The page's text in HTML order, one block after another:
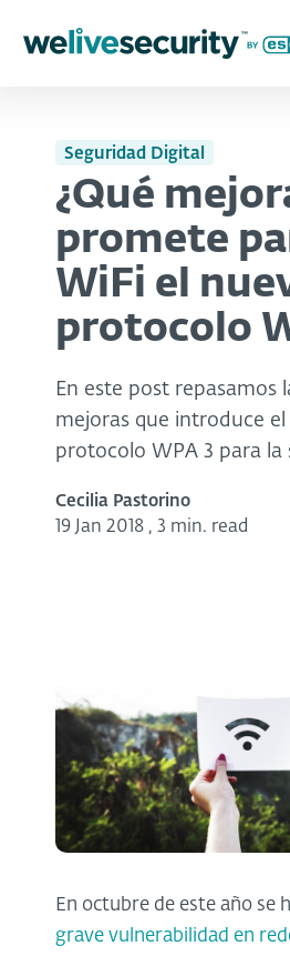
Seguridad Digital
¿Qué
promete
WiFi el
protocolo
En este post repasamos
mejoras que introduce el
protocolo WPA 3 para la
Cecilia Pastorino
19 Jan 2018 , 3 min. read
En octubre de este año se
grave vulnerabilidad en